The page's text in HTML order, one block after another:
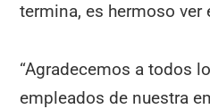
termina, es hermoso ver
“Agradecemos a todos
empleados de nuestra